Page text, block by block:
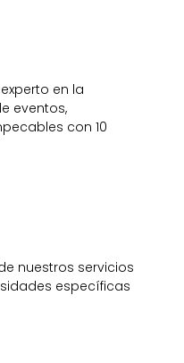
en la
eventos,
con 10
nuestros servicios
específicas